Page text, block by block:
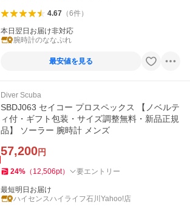
4.67（6件）
本日翌日お届け非対応
腕時計のななぷれ
最安値を見る
Diver Scuba
SBDJ063 セイコー プロスペックス 【ノベルテ
ィ付・ギフト包装・サイズ調整無料・新品正規
品】 ソーラー 腕時計 メンズ
57,200円
24% （ 12,506pt） 要エントリー
最短明日お届け
ハイセンスハイライフ石川Yahoo!店